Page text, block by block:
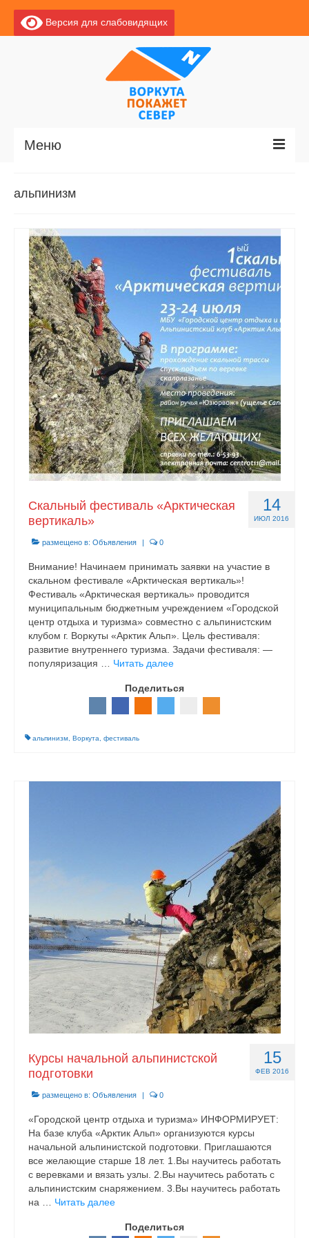
Версия для слабовидящих
Меню
О Воркуте
Базы отдыха
О центре
Документы
Противодействие коррупции
Задать вопрос
альпинизм
14
ИЮЛ 2016
Скальный фестиваль «Арктическая
вертикаль»
размещено в: Объявления | 0
Внимание! Начинаем принимать заявки на участие в
скальном фестивале «Арктическая вертикаль»!
Фестиваль «Арктическая вертикаль» проводится
муниципальным бюджетным учреждением «Городской
центр отдыха и туризма» совместно с альпинистским
клубом г. Воркуты «Арктик Альп». Цель фестиваля:
развитие внутреннего туризма. Задачи фестиваля: —
популяризация … Читать далее
Поделиться
альпинизм Воркута фестиваль
15
ФЕВ 2016
Курсы начальной альпинистской
подготовки
размещено в: Объявления | 0
«Городской центр отдыха и туризма» ИНФОРМИРУЕТ:
На базе клуба «Арктик Альп» организуются курсы
начальной альпинистской подготовки. Приглашаются
все желающие старше 18 лет. 1.Вы научитесь работать
с веревками и вязать узлы. 2.Вы научитесь работать с
альпинистским снаряжением. 3.Вы научитесь работать
на … Читать далее
Поделиться